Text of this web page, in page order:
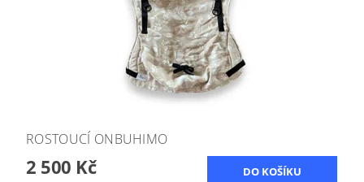
ROSTOUCÍ ONBUHIMO
2 500 Kč